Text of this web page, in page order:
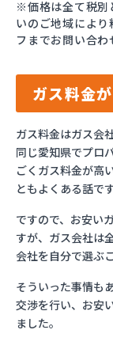
※価格は全て税別
いのご地域によ
フまでお問い合わ
ガス料金
ガス料金はガス会
同じ愛知県でプロ
ごくガス料金が高
ともよくある話です
ですので、お安い
すが、ガス会社は
会社を自分で選ぶ
そういった事情も
交渉を行い、お安
ました。